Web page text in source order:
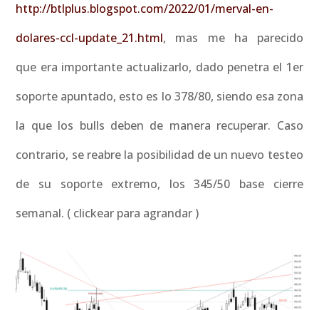
http://btlplus.blogspot.com/2022/01/merval-en-
dolares-ccl-update_21.html, mas me ha parecido
que era importante actualizarlo, dado penetra el 1er
soporte apuntado, esto es lo 378/80, siendo esa zona
la que los bulls deben de manera recuperar. Caso
contrario, se reabre la posibilidad de un nuevo testeo
de su soporte extremo, los 345/50 base cierre
semanal. ( clickear para agrandar )